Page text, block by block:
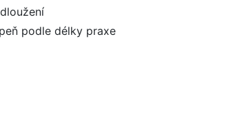
podle délky praxe